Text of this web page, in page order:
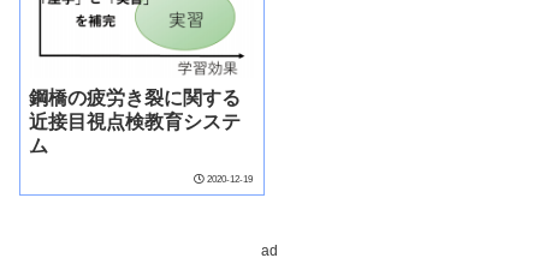
鋼橋の疲労き裂に関する
近接目視点検教育システ
ム
2020-12-19
ad